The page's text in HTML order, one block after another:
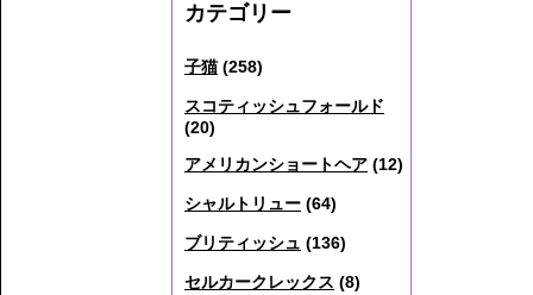
カテゴリー
子猫 (258)
スコティッシュフォールド
(20)
アメリカンショートヘア (12)
シャルトリュー (64)
ブリティッシュ (136)
セルカークレックス (8)